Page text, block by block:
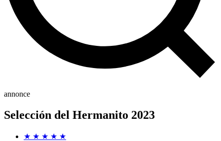
annonce
Selección del Hermanito 2023
★ ★ ★ ★ ★